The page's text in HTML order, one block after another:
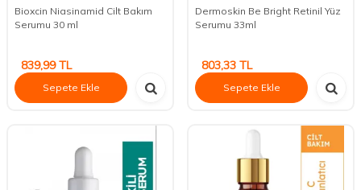
Bioxcin Niasinamid Cilt Bakım
Serumu 30 ml
839,99TL
Sepete Ekle
Dermoskin Be Bright Retinil Yüz
Serumu 33ml
803,33 TL
Sepete Ekle